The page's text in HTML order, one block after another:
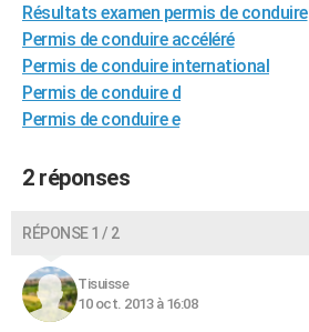
Alimentation
Guide de la santé
Maladies
Médicaments
Sommeil
VOYAGE
Destinations
City break
Voyage nature
Voyage de noces
Forum
Climat
+PHOTO
GUIDES D'ACHAT
BONS PLANS
Dictionnaire
Biographies
Citations
Expressions
Proverbes
PROGRAMME TV
Résultats examen permis de conduire
Permis de conduire accéléré
Permis de conduire international
Permis de conduire d
Permis de conduire e
2 réponses
RÉPONSE 1 / 2
Tisuisse
10 oct. 2013 à 16:08